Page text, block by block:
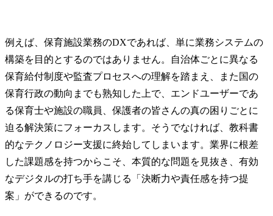
例えば、保育施設業務のDXであれば、単に業務システムの
構築を目的とするのではありません。自治体ごとに異なる
保育給付制度や監査プロセスへの理解を踏まえ、また国の
保育行政の動向までも熟知した上で、エンドユーザーであ
る保育士や施設の職員、保護者の皆さんの真の困りごとに
迫る解決策にフォーカスします。そうでなければ、教科書
的なテクノロジー支援に終始してしまいます。業界に根差
した課題感を持つからこそ、本質的な問題を見抜き、有効
なデジタルの打ち手を講じる「決断力や責任感を持つ提
案」ができるのです。